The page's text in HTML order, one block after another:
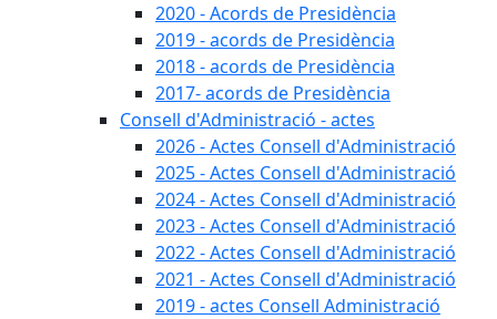
2020 - Acords de Presidència
2019 - acords de Presidència
2018 - acords de Presidència
2017- acords de Presidència
Consell d'Administració - actes
2026 - Actes Consell d'Administració
2025 - Actes Consell d'Administració
2024 - Actes Consell d'Administració
2023 - Actes Consell d'Administració
2022 - Actes Consell d'Administració
2021 - Actes Consell d'Administració
2019 - actes Consell Administració